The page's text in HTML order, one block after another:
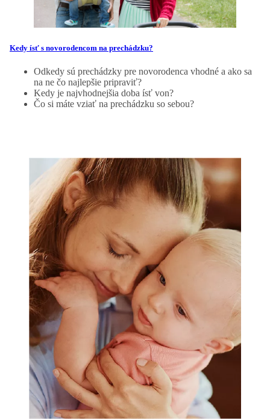
Kedy ísť s novorodencom na prechádzku?
Odkedy sú prechádzky pre novorodenca vhodné a ako sa
na ne čo najlepšie pripraviť?
Kedy je najvhodnejšia doba ísť von?
Čo si máte vziať na prechádzku so sebou?